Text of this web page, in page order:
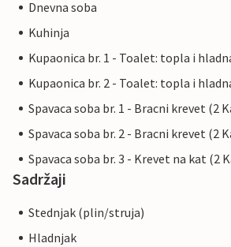
Dnevna soba
Kuhinja
Kupaonica br. 1 - Toalet: topla i
Kupaonica br. 2 - Toalet: topla i
Spavaca soba br. 1 - Bracni krevet (2
Spavaca soba br. 2 - Bracni krevet (2
Spavaca soba br. 3 - Krevet na kat (2
Sadržaji
Stednjak (plin/struja)
Hladnjak